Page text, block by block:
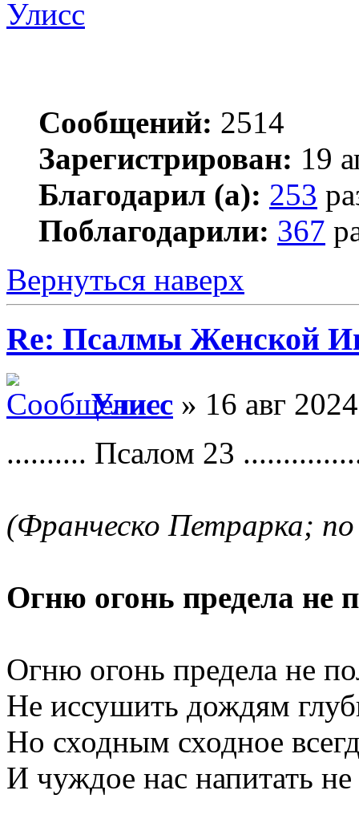
Улисс
Сообщений: 2514
Зарегистрирован: 19
Благодарил (а): 253
Поблагодарили: 367
Вернуться наверх
Re: Псалмы Женской
Улисс » 16 авг
.......... Псалом 23
(Франческо Петрарка;
Огню огонь предела не
Огню огонь предела не
Не иссушить дождям
Но сходным сходное
И чуждое нас напитать